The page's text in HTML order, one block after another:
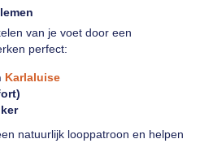
van je voet door een
perfect:
Karlaluise
natuurlijk looppatroon en helpen